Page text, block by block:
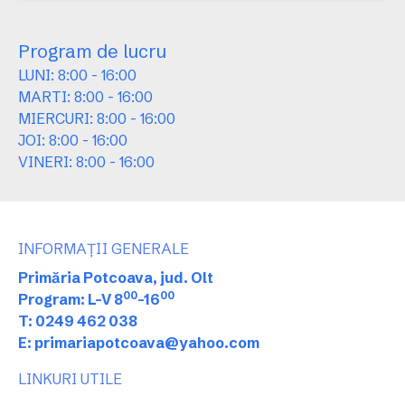
Program de lucru
LUNI: 8:00 - 16:00
MARTI: 8:00 - 16:00
MIERCURI: 8:00 - 16:00
JOI: 8:00 - 16:00
VINERI: 8:00 - 16:00
INFORMAȚII GENERALE
Primăria Potcoava, jud. Olt
Program: L-V 800-1600
T: 0249 462 038
E: primariapotcoava@yahoo.com
LINKURI UTILE